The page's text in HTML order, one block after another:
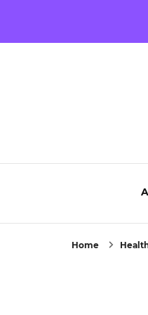
Home